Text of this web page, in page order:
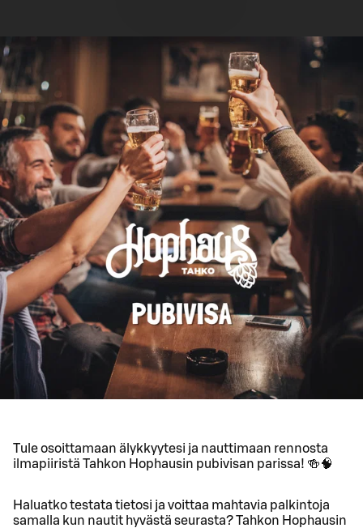
Tule osoittamaan älykkyytesi ja nauttimaan rennosta
ilmapiiristä Tahkon Hophausin pubivisan parissa! 🍻🧠
Haluatko testata tietosi ja voittaa mahtavia palkintoja
samalla kun nautit hyvästä seurasta? Tahkon Hophausin